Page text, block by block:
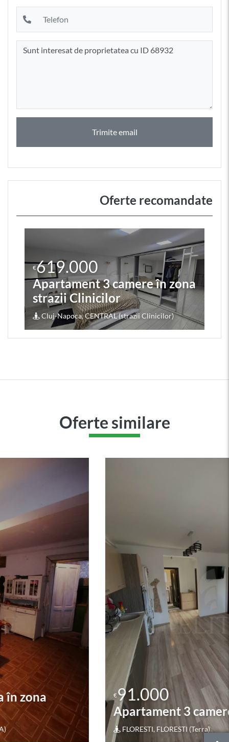
Trimite email
Oferte recomandate
€619.000
Apartament 3 camere în zona
strazii Clinicilor
Cluj-Napoca, CENTRAL (strazii Clinicilor)
Oferte similare
€91.000
Apartament 3 camere în zona Terra
FLORESTI, FLORESTI (Terra)